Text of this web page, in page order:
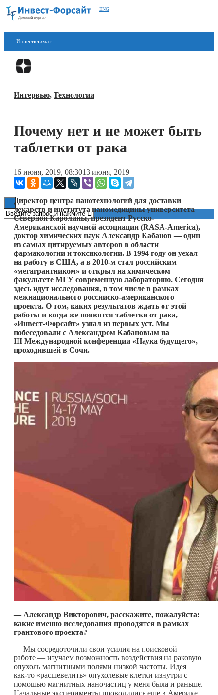
ENG
Инвестклимат
Финансы
Блокчейн
Книги
Интервью, Технологии
Почему нет и не может быть
таблетки от рака
16 июня, 2019, 08:3013 июня, 2019
Директор центра нанотехнологий для доставки
лекарств и института наномедицины университета
Северной Каролины, президент Русско-
Американской научной ассоциации (RASA-America),
доктор химических наук Александр Кабанов — один
из самых цитируемых авторов в области
фармакологии и токсикологии. В 1994 году он уехал
на работу в США, а в 2010-м стал российским
«мегагрантником» и открыл на химическом
факультете МГУ современную лабораторию. Сегодня
здесь идут исследования, в том числе в рамках
межнационального российско-американского
проекта. О том, каких результатов ждать от этой
работы и когда же появятся таблетки от рака,
«Инвест-Форсайт» узнал из первых уст. Мы
побеседовали с Александром Кабановым на
III Международной конференции «Наука будущего»,
проходившей в Сочи.
— Александр Викторович, расскажите, пожалуйста:
какие именно исследования проводятся в рамках
грантового проекта?
— Мы сосредоточили свои усилия на поисковой
работе — изучаем возможность воздействия на раковую
опухоль магнитными полями низкой частоты. Идея
как-то «расшевелить» опухолевые клетки изнутри с
помощью магнитных наночастиц у меня была и раньше.
Начальные эксперименты проводились еще в Америке.